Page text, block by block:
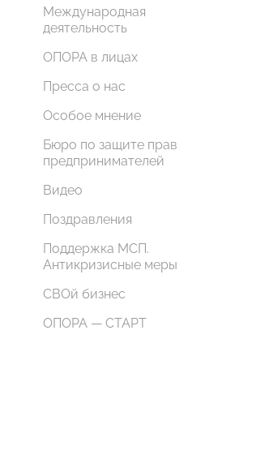
Международная
деятельность
ОПОРА в лицах
Пресса о нас
Особое мнение
Бюро по защите прав
предпринимателей
Видео
Поздравления
Поддержка МСП.
Антикризисные меры
СВОй бизнес
ОПОРА — СТАРТ